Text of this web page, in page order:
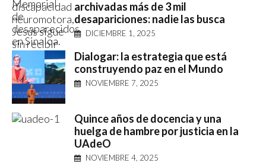
archivadas más de 3 mil
desapariciones: nadie las busca
DICIEMBRE 1, 2025
Dialogar: la estrategia que está
construyendo paz en el Mundo
NOVIEMBRE 7, 2025
Quince años de docencia y una
huelga de hambre por justicia en la
UAdeO
NOVIEMBRE 4, 2025